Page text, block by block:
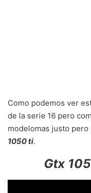
Como podemos ver
de la serie 16 pero
modelomas justo
1050 ti.
Gtx